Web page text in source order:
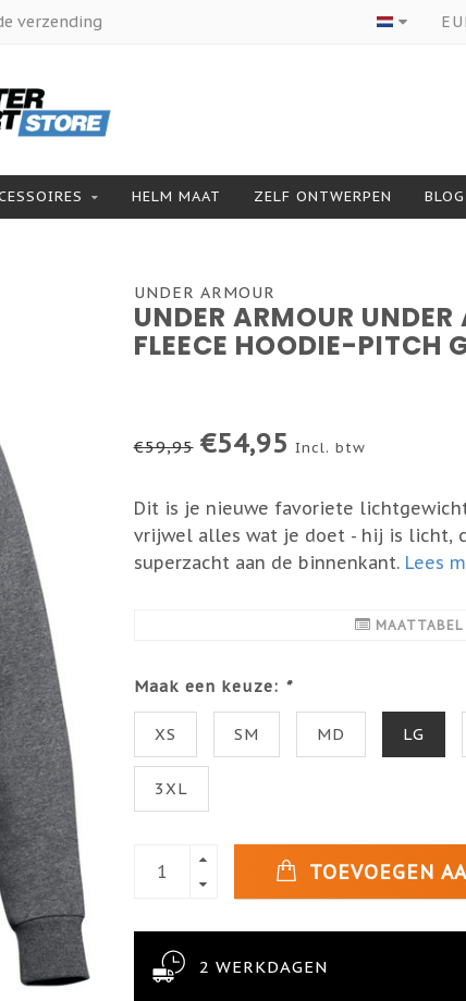
verzending
HELM MAAT ZELF ONTWERPEN BLOG
UNDER ARMOUR
UNDER ARMOUR
FLEECE HOODIE-PITCH
€59,95 €54,95 Incl. btw
Dit is je nieuwe favoriete
vrijwel alles wat je doet - hij is licht,
superzacht aan de binnenkant. Lees
MAATTABEL
Maak een keuze: *
XS SM MD LG
3XL
TOEVOEGEN
2 WERKDAGEN